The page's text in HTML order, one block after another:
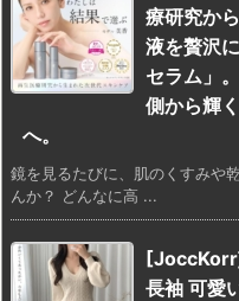
療研究か
液を贅沢
セラム」
側から輝
へ。
鏡を見るたびに、肌のくすみや
んか？ どんなに高 ...
長袖 可愛